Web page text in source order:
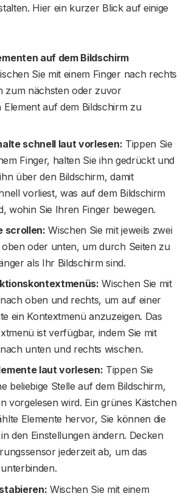
Hier ein kurzer Blick auf einige
auf dem Bildschirm
Sie mit einem Finger nach rechts
zum nächsten oder zuvor
Element auf dem Bildschirm zu
schnell laut vorlesen: Tippen Sie
Finger, halten Sie ihn gedrückt und
über den Bildschirm, damit
vorliest, was auf dem Bildschirm
wohin Sie Ihren Finger bewegen.
scrollen: Wischen Sie mit jeweils zwei
oder unten, um durch Seiten zu
als Ihr Bildschirm sind.
Wischen Sie mit
oben und rechts, um auf einer
ein Kontextmenü anzuzeigen. Das
ist verfügbar, indem Sie mit
unten und rechts wischen.
laut vorlesen: Tippen Sie
beliebige Stelle auf dem Bildschirm,
vorgelesen wird. Ein grünes Kästchen
Elemente hervor, Sie können die
den Einstellungen ändern. Decken
jederzeit ab, um das
Wischen Sie mit einem